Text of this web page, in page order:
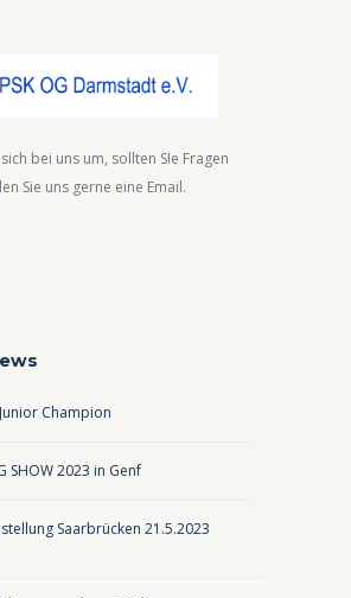
sich bei uns um, sollten SIe Fragen
Sie uns gerne eine Email.
Champion
SHOW 2023 in Genf
Saarbrücken 21.5.2023